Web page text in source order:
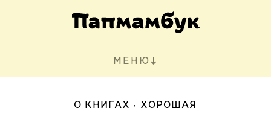
МЕНЮ
О КНИГАХ ХОРОШАЯ